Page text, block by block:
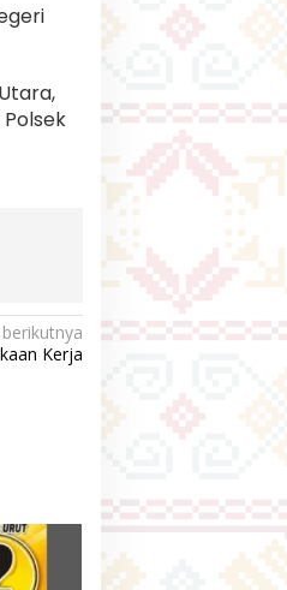
Kerja